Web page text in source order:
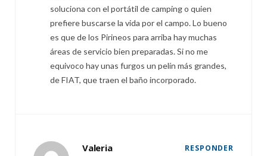
soluciona con el portátil de camping o quien
prefiere buscarse la vida por el campo. Lo bueno
es que de los Pirineos para arriba hay muchas
áreas de servicio bien preparadas. Si no me
equivoco hay unas furgos un pelín más grandes,
de FIAT, que traen el baño incorporado.
Valeria RESPONDER